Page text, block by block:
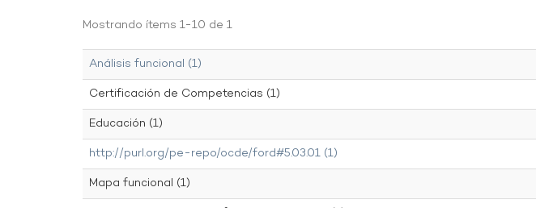
Mostrando ítems 1-10 de 1
Análisis funcional (1)
Certificación de Competencias (1)
Educación (1)
http://purl.org/pe-repo/ocde/ford#5.03.01 (1)
Mapa funcional (1)